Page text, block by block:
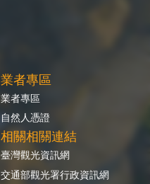
業者專區
業者專區
自然人憑證
相關相關連結
臺灣觀光資訊網
交通部觀光署行政資訊網